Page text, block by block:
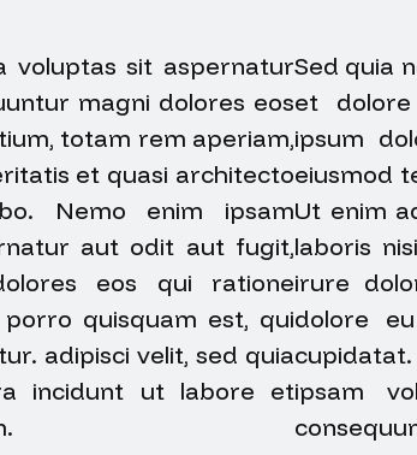
voluptas sit aspernatur
magni dolores eos
totam rem aperiam,
et quasi architecto
Nemo enim ipsam
aut odit aut fugit,
eos qui ratione
quisquam est, qui
adipisci velit, sed quia
incidunt ut labore et
Sed quia
et
ipsum
eiusmod
Ut enim
laboris
irure
dolore
ipsam